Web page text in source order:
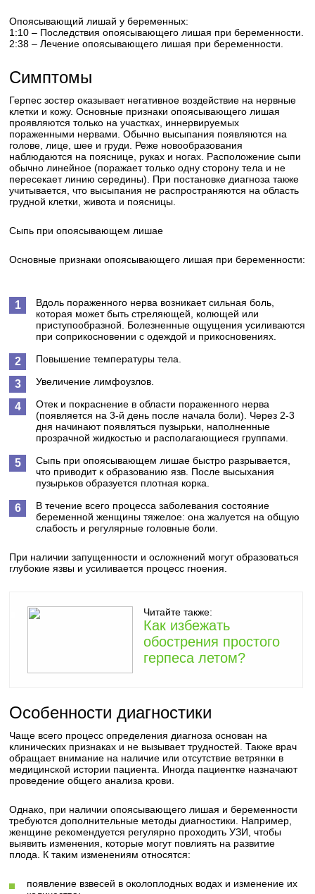
Опоясывающий лишай у беременных:
1:10 – Последствия опоясывающего лишая при беременности.
2:38 – Лечение опоясывающего лишая при беременности.
Симптомы
Герпес зостер оказывает негативное воздействие на нервные
клетки и кожу. Основные признаки опоясывающего лишая
проявляются только на участках, иннервируемых
пораженными нервами. Обычно высыпания появляются на
голове, лице, шее и груди. Реже новообразования
наблюдаются на пояснице, руках и ногах. Расположение сыпи
обычно линейное (поражает только одну сторону тела и не
пересекает линию середины). При постановке диагноза также
учитывается, что высыпания не распространяются на область
грудной клетки, живота и поясницы.
Сыпь при опоясывающем лишае
Основные признаки опоясывающего лишая при беременности:
Вдоль пораженного нерва возникает сильная боль,
которая может быть стреляющей, колющей или
приступообразной. Болезненные ощущения усиливаются
при соприкосновении с одеждой и прикосновениях.
Повышение температуры тела.
Увеличение лимфоузлов.
Отек и покраснение в области пораженного нерва
(появляется на 3-й день после начала боли). Через 2-3
дня начинают появляться пузырьки, наполненные
прозрачной жидкостью и располагающиеся группами.
Сыпь при опоясывающем лишае быстро разрывается,
что приводит к образованию язв. После высыхания
пузырьков образуется плотная корка.
В течение всего процесса заболевания состояние
беременной женщины тяжелое: она жалуется на общую
слабость и регулярные головные боли.
При наличии запущенности и осложнений могут образоваться
глубокие язвы и усиливается процесс гноения.
Читайте также:
Как избежать
обострения простого
герпеса летом?
Особенности диагностики
Чаще всего процесс определения диагноза основан на
клинических признаках и не вызывает трудностей. Также врач
обращает внимание на наличие или отсутствие ветрянки в
медицинской истории пациента. Иногда пациентке назначают
проведение общего анализа крови.
Однако, при наличии опоясывающего лишая и беременности
требуются дополнительные методы диагностики. Например,
женщине рекомендуется регулярно проходить УЗИ, чтобы
выявить изменения, которые могут повлиять на развитие
плода. К таким изменениям относятся:
появление взвесей в околоплодных водах и изменение их